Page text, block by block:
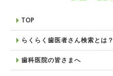
TOP
らくらく歯医者さん検索とは？
歯科医院の皆さまへ